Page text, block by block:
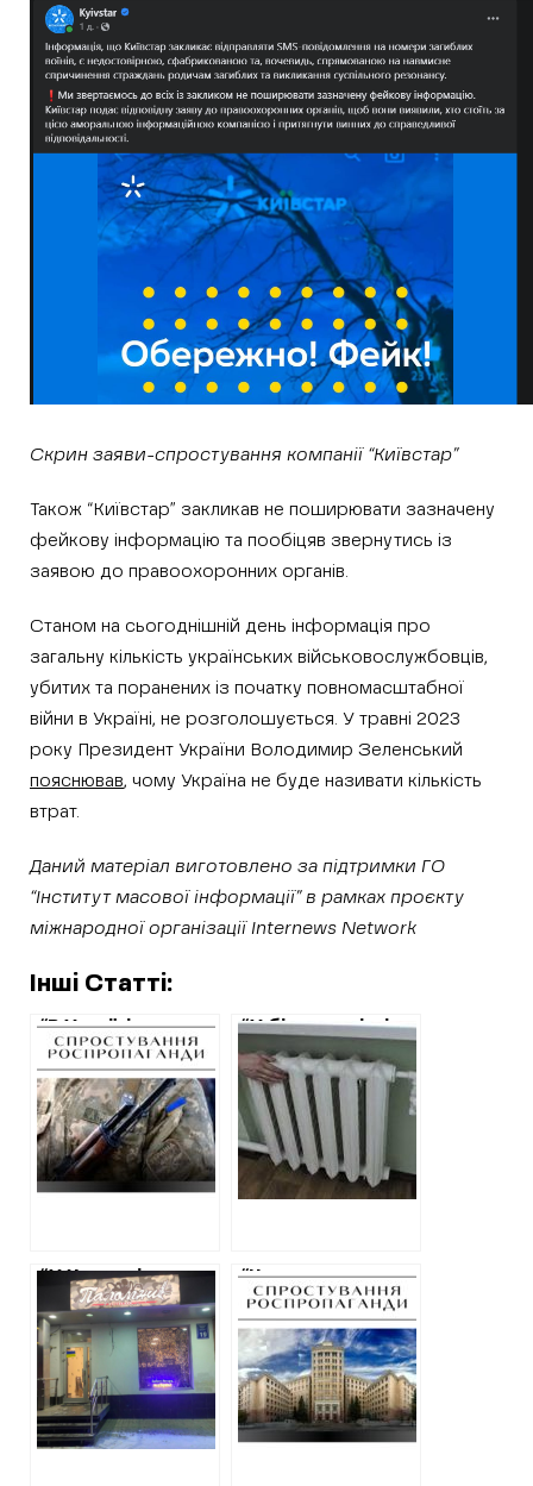
Скрин заяви-спростування компанії “Київстар”
Також “Київстар” закликав не поширювати зазначену
фейкову інформацію та пообіцяв звернутись із
заявою до правоохоронних органів.
Станом на сьогоднішній день інформація про
загальну кількість українських військовослужбовців,
убитих та поранених із початку повномасштабної
війни в Україні, не розголошується. У травні 2023
року Президент України Володимир Зеленський
пояснював, чому Україна не буде називати кількість
втрат.
Даний матеріал виготовлено за підтримки ГО
“Інститут масової інформації” в рамках проєкту
міжнародної організації Internews Network
Інші Статті:
“В Україні
чоловіки тепер
будуть воювати
до 70 років” —
маніпуляція
російської
пропаганди
“У більшості міст
Харківської
області не буде
опалення” – фейк
російської
пропаганди
“У Харкові не
припиняється
прославляння
нацистів” – фейк
російської
пропаганди
“Центр
підготовки
“Азова” створили
у Харківському
університеті” —
дезінформація
ворожої